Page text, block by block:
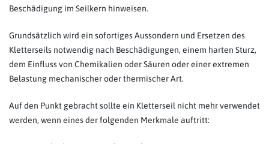
Beschädigung im Seilkern hinweisen.
Grundsätzlich wird ein sofortiges Aussondern und Ersetzen des
Kletterseils notwendig nach Beschädigungen, einem harten Sturz,
dem Einfluss von Chemikalien oder Säuren oder einer extremen
Belastung mechanischer oder thermischer Art.
Auf den Punkt gebracht sollte ein Kletterseil nicht mehr verwendet
werden, wenn eines der folgenden Merkmale auftritt: